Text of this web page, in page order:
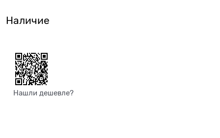
Наличие
Нашли дешевле?